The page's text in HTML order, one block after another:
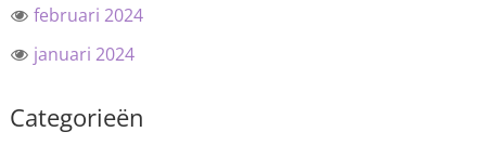
februari 2024
januari 2024
Categorieën